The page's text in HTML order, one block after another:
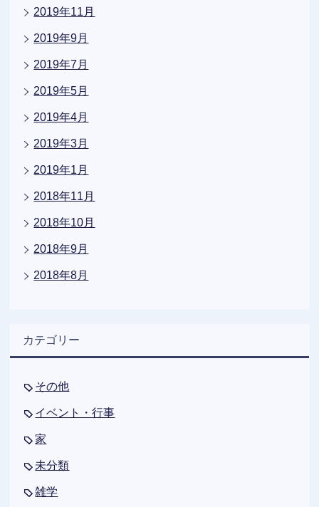
2019年11月
2019年9月
2019年7月
2019年5月
2019年4月
2019年3月
2019年1月
2018年11月
2018年10月
2018年9月
2018年8月
カテゴリー
その他
イベント・行事
家
未分類
雑学